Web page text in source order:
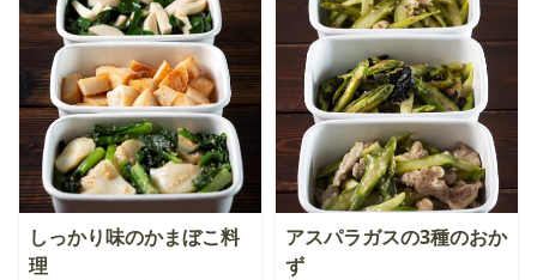
しっかり味のかまぼこ料
理
アスパラガスの3種のおか
ず